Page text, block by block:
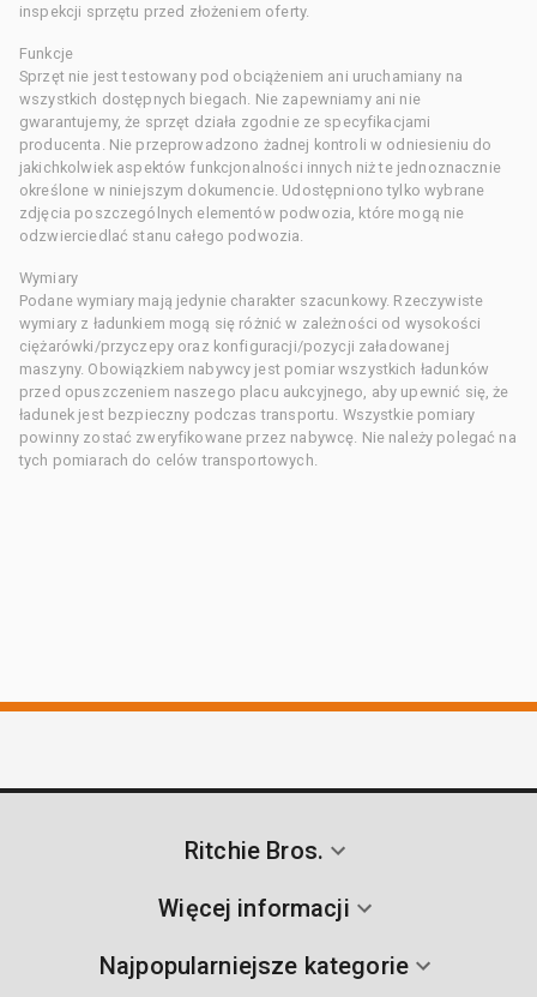
inspekcji sprzętu przed złożeniem oferty.
Funkcje
Sprzęt nie jest testowany pod obciążeniem ani uruchamiany na
wszystkich dostępnych biegach. Nie zapewniamy ani nie
gwarantujemy, że sprzęt działa zgodnie ze specyfikacjami
producenta. Nie przeprowadzono żadnej kontroli w odniesieniu do
jakichkolwiek aspektów funkcjonalności innych niż te jednoznacznie
określone w niniejszym dokumencie. Udostępniono tylko wybrane
zdjęcia poszczególnych elementów podwozia, które mogą nie
odzwierciedlać stanu całego podwozia.
Wymiary
Podane wymiary mają jedynie charakter szacunkowy. Rzeczywiste
wymiary z ładunkiem mogą się różnić w zależności od wysokości
ciężarówki/przyczepy oraz konfiguracji/pozycji załadowanej
maszyny. Obowiązkiem nabywcy jest pomiar wszystkich ładunków
przed opuszczeniem naszego placu aukcyjnego, aby upewnić się, że
ładunek jest bezpieczny podczas transportu. Wszystkie pomiary
powinny zostać zweryfikowane przez nabywcę. Nie należy polegać na
tych pomiarach do celów transportowych.
Ritchie Bros.
Więcej informacji
Najpopularniejsze kategorie